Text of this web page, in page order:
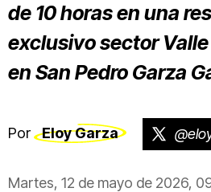
de 10 horas en una
exclusivo sector
en San Pedro Garza
Por Eloy Garza
Martes, 12 de mayo de 2026,